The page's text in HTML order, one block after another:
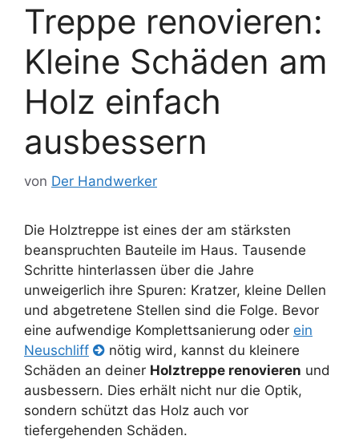
Treppe renovieren:
Kleine Schäden am
Holz einfach
ausbessern
von Der Handwerker
Die Holztreppe ist eines der am stärksten
beanspruchten Bauteile im Haus. Tausende
Schritte hinterlassen über die Jahre
unweigerlich ihre Spuren: Kratzer, kleine Dellen
und abgetretene Stellen sind die Folge. Bevor
eine aufwendige Komplettsanierung oder ein
Neuschliff
nötig wird, kannst du kleinere
Schäden an deiner Holztreppe renovieren und
ausbessern. Dies erhält nicht nur die Optik,
sondern schützt das Holz auch vor
tiefergehenden Schäden.